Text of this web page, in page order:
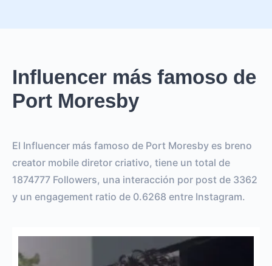
Influencer más famoso de
Port Moresby
El Influencer más famoso de Port Moresby es breno
creator mobile diretor criativo, tiene un total de
1874777 Followers, una interacción por post de 3362
y un engagement ratio de 0.6268 entre Instagram.